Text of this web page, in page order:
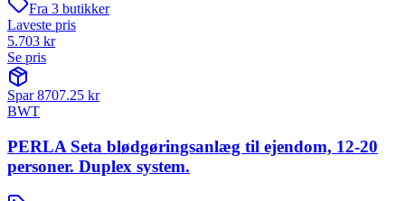
Fra 3 butikker
Laveste pris
5.703 kr
Se pris
Spar8707.25 kr
BWT
PERLA Seta blødgøringsanlæg til ejendom, 12-20
personer. Duplex system.